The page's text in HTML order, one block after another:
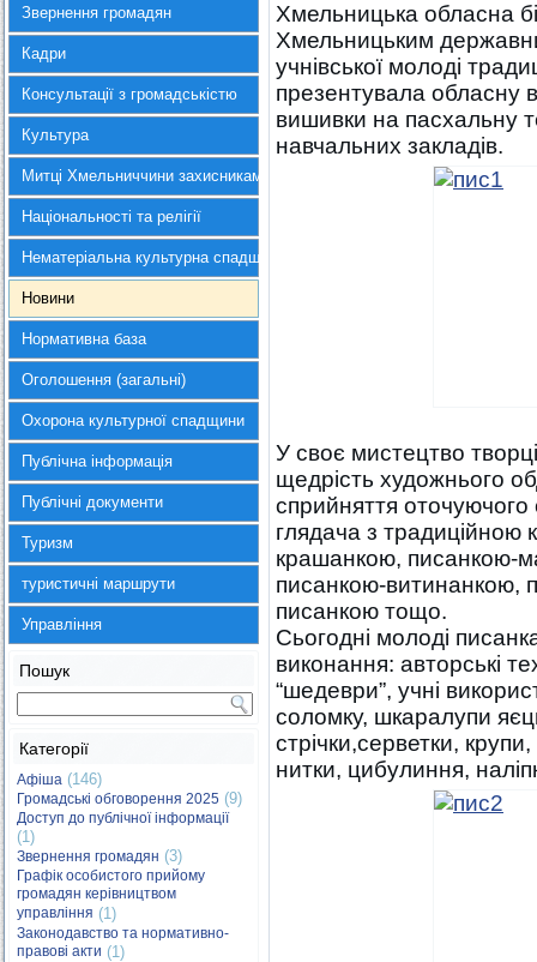
Звернення громадян
Кадри
Консультації з громадськістю
Культура
Митці Хмельниччини захисникам України
Національності та релігії
Нематеріальна культурна спадщина
Новини
Нормативна база
Оголошення (загальні)
Охорона культурної спадщини
Публічна інформація
Публічні документи
Туризм
туристичні маршрути
Управління
Пошук
Категорії
Афіша (146)
Громадські обговорення 2025 (9)
Доступ до публічної інформації
(1)
Звернення громадян (3)
Графік особистого прийому
громадян керівництвом
управління (1)
Законодавство та нормативно-
правові акти (1)
Хмельницька обласна
Хмельницьким
учнівської молоді
презентувала обласну
вишивки на пасхальну
навчальних закладів.
У своє мистецтво
щедрість художнього
сприйняття оточуючого
глядача з
крашанкою, писанкою-
писанкою-витинанкою,
писанкою тощо.
Сьогодні молоді
виконання: авторські
“шедеври”, учні
соломку, шкаралупи
стрічки,серветки,
нитки, цибулиння,